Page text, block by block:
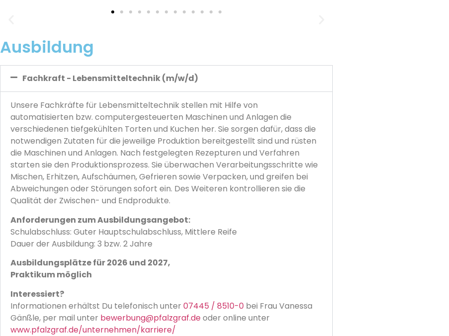
Ausbildung
Fachkraft - Lebensmitteltechnik (m/w/d)
Unsere Fachkräfte für Lebensmitteltechnik stellen mit Hilfe von
automatisierten bzw. computergesteuerten Maschinen und Anlagen die
verschiedenen tiefgekühlten Torten und Kuchen her. Sie sorgen dafür, dass die
notwendigen Zutaten für die jeweilige Produktion bereitgestellt sind und rüsten
die Maschinen und Anlagen. Nach festgelegten Rezepturen und Verfahren
starten sie den Produktionsprozess. Sie überwachen Verarbeitungsschritte wie
Mischen, Erhitzen, Aufschäumen, Gefrieren sowie Verpacken, und greifen bei
Abweichungen oder Störungen sofort ein. Des Weiteren kontrollieren sie die
Qualität der Zwischen- und Endprodukte.
Anforderungen zum Ausbildungsangebot:
Schulabschluss: Guter Hauptschulabschluss, Mittlere Reife
Dauer der Ausbildung: 3 bzw. 2 Jahre
Ausbildungsplätze für 2026 und 2027,
Praktikum möglich
Interessiert?
Informationen erhältst Du telefonisch unter 07445 / 8510-0bei Frau Vanessa
Gänßle, per mail unter bewerbung@pfalzgraf.deoder online unter
www.pfalzgraf.de/unternehmen/karriere/